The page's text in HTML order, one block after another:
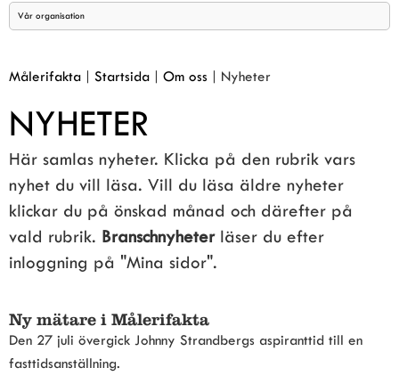
Vår organisation
Målerifakta | Startsida | Om oss | Nyheter
NYHETER
Här samlas nyheter. Klicka på den rubrik vars
nyhet du vill läsa. Vill du läsa äldre nyheter
klickar du på önskad månad och därefter på
vald rubrik. Branschnyheter läser du efter
inloggning på "Mina sidor".
Ny mätare i Målerifakta
Den 27 juli övergick Johnny Strandbergs aspiranttid till en
fasttidsanställning.